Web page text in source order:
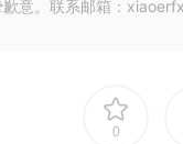
意。联系邮箱：
0